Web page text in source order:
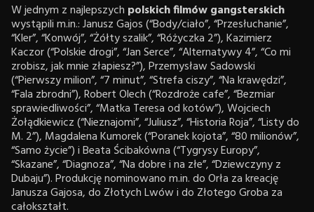
W jednym z najlepszych polskich filmów gangsterskich
wystąpili m.in.: Janusz Gajos (“Body/ciało”, “Przesłuchanie”,
“Kler”, “Konwój”, “Żółty szalik”, “Różyczka 2”), Kazimierz
Kaczor (“Polskie drogi”, “Jan Serce”, “Alternatywy 4”, “Co mi
zrobisz, jak mnie złapiesz?”), Przemysław Sadowski
(“Pierwszy milion”, “7 minut”, “Strefa ciszy”, “Na krawędzi”,
“Fala zbrodni”), Robert Olech (“Rozdroże cafe”, “Bezmiar
sprawiedliwości”, “Matka Teresa od kotów”), Wojciech
Żołądkiewicz (“Nieznajomi”, “Juliusz”, “Historia Roja”, “Listy do
M. 2”), Magdalena Kumorek (“Poranek kojota”, “80 milionów”,
“Samo życie”) i Beata Ścibakówna (“Tygrysy Europy”,
“Skazane”, “Diagnoza”, “Na dobre i na złe”, “Dziewczyny z
Dubaju”). Produkcję nominowano m.in. do Orła za kreację
Janusza Gajosa, do Złotych Lwów i do Złotego Groba za
całokształt.